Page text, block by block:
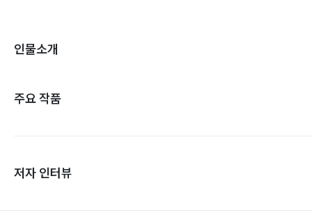
인물소개
주요 작품
저자 인터뷰